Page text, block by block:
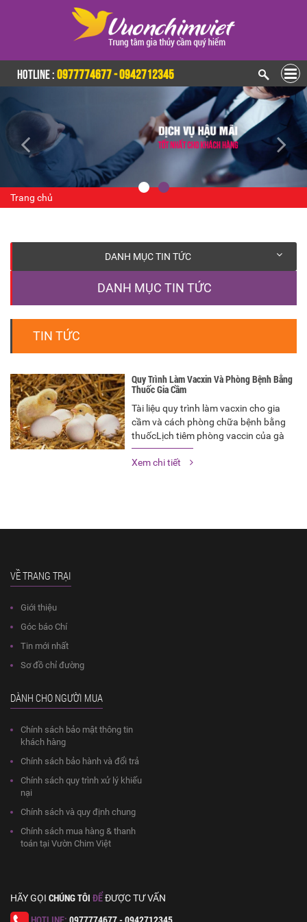
HOTLINE :0977774677 - 0942712345
Trang chủ
DANH MỤC TIN TỨC
DANH MỤC TIN TỨC
TIN TỨC
Quy Trình Làm Vacxin Và Phòng Bệnh Bằng
Thuốc Gia Cầm
Tài liệu quy trình làm vacxin cho gia
cầm và cách phòng chữa bệnh bằng
thuốc ​Lịch tiêm phòng vaccin của gà
tùy thuộc vào áp lực của từng trại và
từng vùng khác nhau, tuy nhiên bạn có
Xem chi tiết
VỀ TRANG TRẠI
Giới thiệu
Góc báo Chí
Tin mới nhất
Sơ đồ chỉ đường
DÀNH CHO NGƯỜI MUA
Chính sách bảo mật thông tin
khách hàng
Chính sách bảo hành và đổi trả
Chính sách quy trình xử lý khiếu
nại
Chính sách và quy định chung
Chính sách mua hàng & thanh
toán tại Vườn Chim Việt
HÃY GỌI CHÚNG TÔI ĐỂĐƯỢC TƯ VẤN